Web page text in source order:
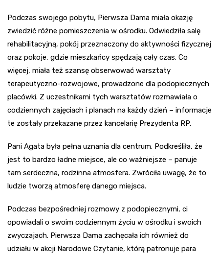
Podczas swojego pobytu, Pierwsza Dama miała okazję
zwiedzić różne pomieszczenia w ośrodku. Odwiedziła salę
rehabilitacyjną, pokój przeznaczony do aktywności fizycznej
oraz pokoje, gdzie mieszkańcy spędzają cały czas. Co
więcej, miała też szansę obserwować warsztaty
terapeutyczno-rozwojowe, prowadzone dla podopiecznych
placówki. Z uczestnikami tych warsztatów rozmawiała o
codziennych zajęciach i planach na każdy dzień – informacje
te zostały przekazane przez kancelarię Prezydenta RP.
Pani Agata była pełna uznania dla centrum. Podkreśliła, że
jest to bardzo ładne miejsce, ale co ważniejsze – panuje
tam serdeczna, rodzinna atmosfera. Zwróciła uwagę, że to
ludzie tworzą atmosferę danego miejsca.
Podczas bezpośredniej rozmowy z podopiecznymi, ci
opowiadali o swoim codziennym życiu w ośrodku i swoich
zwyczajach. Pierwsza Dama zachęcała ich również do
udziału w akcji Narodowe Czytanie, którą patronuje para